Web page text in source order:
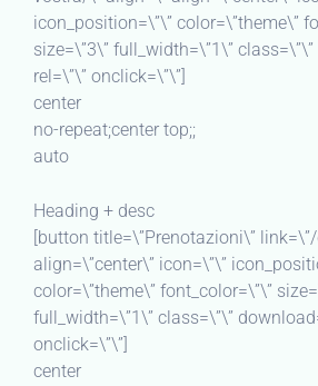
icon_position=\”\” color=\”theme\”
size=\”3\” full_width=\”1\”
rel=\”\” onclick=\”\”]
center
no-repeat;center top;;
auto
Heading + desc
[button title=\”Prenotazioni\”
align=\”center\” icon=\”\”
color=\”theme\” font_color=\”\”
full_width=\”1\” class=\”\”
onclick=\”\”]
center